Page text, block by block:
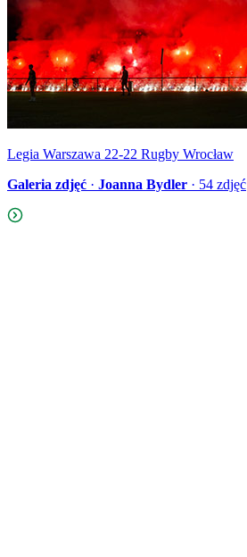
Legia Warszawa 22-22 Rugby Wrocław
Galeria zdjęć · Joanna Bydler · 54 zdjęć